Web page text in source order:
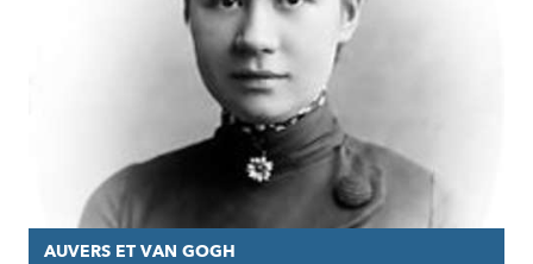
AUVERS ET VAN GOGH